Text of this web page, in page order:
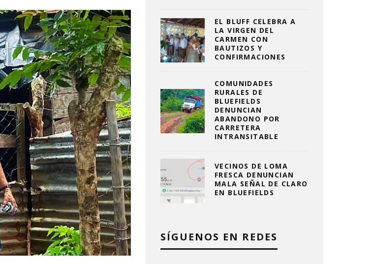
EL BLUFF CELEBRA A
LA VIRGEN DEL
CARMEN CON
BAUTIZOS Y
CONFIRMACIONES
COMUNIDADES
RURALES DE
BLUEFIELDS
DENUNCIAN
ABANDONO POR
CARRETERA
INTRANSITABLE
VECINOS DE LOMA
FRESCA DENUNCIAN
MALA SEÑAL DE CLARO
EN BLUEFIELDS
SÍGUENOS EN REDES